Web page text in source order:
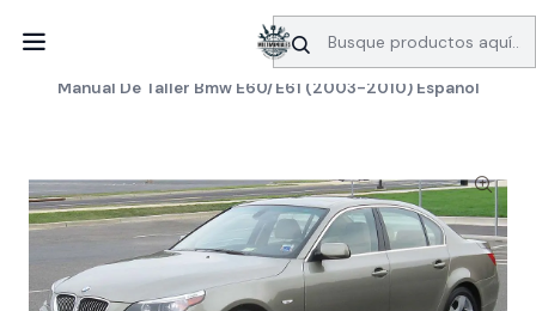
SERVICIO DE BÚSQUEDA DE INFORMACIÓN AUTOMOTRIZ
Manuales de taller BMW
Manual De Taller Bmw E60/E61 (2003-2010) Español